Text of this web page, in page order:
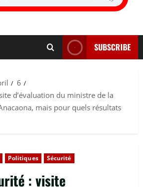
SUBSCRIBE
6
d’évaluation du ministre de la
mais pour quels résultats
Politiques Sécurité
: visite